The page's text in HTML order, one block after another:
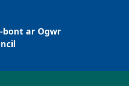
bont ar Ogwr